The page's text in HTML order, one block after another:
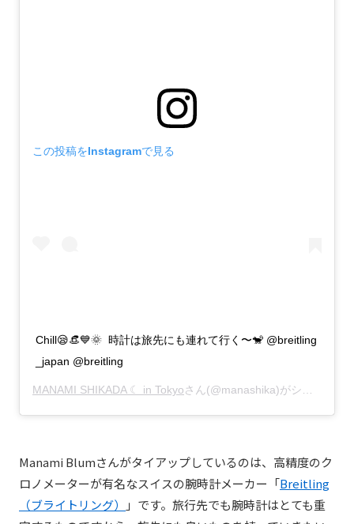
この投稿をInstagramで見る
Chill😪👒💙🌞 ㅤ 時計は旅先にも連れて行く〜🐒 @breitling
_japan @breitling
MANAMI SHIKADA ☾ in Tokyoさん(@manashika)がシェアした投稿 -
Manami Blumさんがタイアップしているのは、高精度のク
ロノメーターが有名なスイスの腕時計メーカー「Breitling
（ブライトリング）
」です。旅行先でも腕時計はとても重